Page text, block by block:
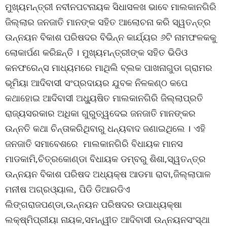
ମୁଖ୍ୟମନ୍ତ୍ରୀ ନବୀନପଟନାୟକ ସିଧାସଳଖ ଭାବେ ମାଲକାନଗିରି
ଜିଲ୍ଲାର ଜନଜାତି ମାନଙ୍କ ସହିତ ଆଲୋଚନା କରି ସ୍ୱତନ୍ତ୍ର
ଉନ୍ନୟନ ବିକାଶ ପରିଷଦର ବିଭିନ୍ନ କାର୍ଯ୍ୟର ୬ଟି ନାମଫଳକକୁ
ଲୋକାର୍ପଣ କରିଛନ୍ତି । ମୁଖ୍ୟମନ୍ତ୍ରୀଙ୍କ ସହିତ ଭିଡିଓ
କନଫରେନ୍ସ ମାଧ୍ୟମରେ ମାଥିଲି ବ୍ଲକ ପାଖନାଗୁଡା ଗ୍ରାମର
ଭୂମିୟା ଆଦିବାସୀ ସଂପ୍ରଦାୟର ଯୁବକ ନିଳକଣ୍ଠ କପେ
କଥାହୋଇ ଆଦିବାସୀ ଅଧ୍ୟୁଷିତ ମାଲକାନଗିରି ଜିଲ୍ଲାପ୍ରତି
ରାଜ୍ୟସରକାର ଅଧିକା ଗୁରୁତ୍ୱଦେଇ ଜନଜାତି ମାନଙ୍କର
ଉନ୍ନତି କଥା ଚିନ୍ତାକରିଥିବାରୁ ଧନ୍ୟବାଦ ଜଣାଇଥିଲେ । ଏହି
ଜନଜାତି ସମାବେଶରେ ମାଲକାନଗିରି ବିଧାୟକ ମାନସ
ମାଡକାମି,ଚିତ୍ରକୋଣ୍ଡା ବିଧାୟକ ଡମ୍ବରୁ ଶିଶା,ସ୍ୱତନ୍ତ୍ର
ଉନ୍ନୟନ ବିକାଶ ପରିଷଦ ଅଧ୍ୟକ୍ଷ ଆଡମା ରାବା,ଜିଲ୍ଲାପାଳ
ମନୀଷ ଅଗ୍ରଓ୍ୟାଲ, ପିଡି ଡିଆରଡିଏ
ଲିଙ୍ଗରାଜପଣ୍ଡା,ଉନ୍ନୟନ ପରିଷଦର ଉପାଧ୍ୟକ୍ଷା
ଲକ୍ଷ୍ମିପ୍ରୀୟା ନାୟକ,ସମନ୍ୱୀତ ଆଦିବାସୀ ଉନ୍ନୟନସଂସ୍ଥା